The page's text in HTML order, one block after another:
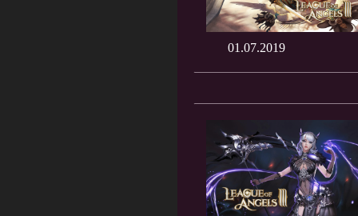
01.07.2019